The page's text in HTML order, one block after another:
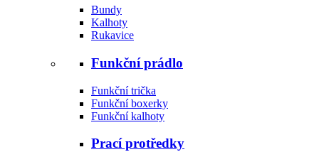
Bundy
Kalhoty
Rukavice
Funkční prádlo
Funkční trička
Funkční boxerky
Funkční kalhoty
Prací protředky